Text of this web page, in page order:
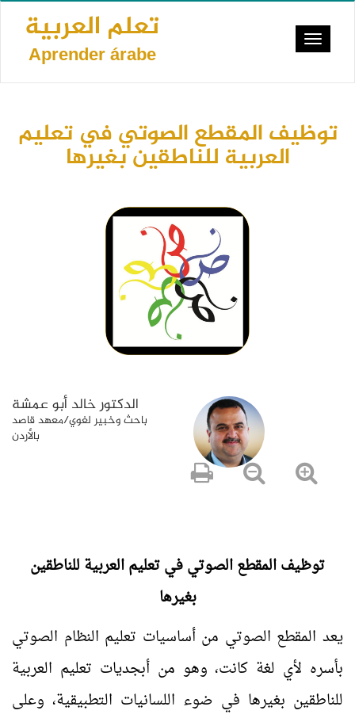
Pasar
contenido
principal
تعلم العربية
Aprender árabe
Toggle
توظيف المقطع الصوتي في تعليم
العربية للناطقين بغيرها
الدكتور خالد أبو عمشة
باحث وخبير لغوي/معهد قاصد
بالأردن
توظيف المقطع الصوتي في تعليم العربية للناطقين
بغيرها
يعد المقطع الصوتي من أساسيات تعليم النظام الصوتي
بأسره لأي لغة كانت، وهو من أبجديات تعليم العربية
للناطقين بغيرها في ضوء اللسانيات التطبيقية، وعلى